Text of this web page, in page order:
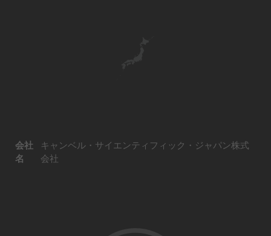
会社
名
キャンベル・サイエンティフィック・ジャパン株式
会社